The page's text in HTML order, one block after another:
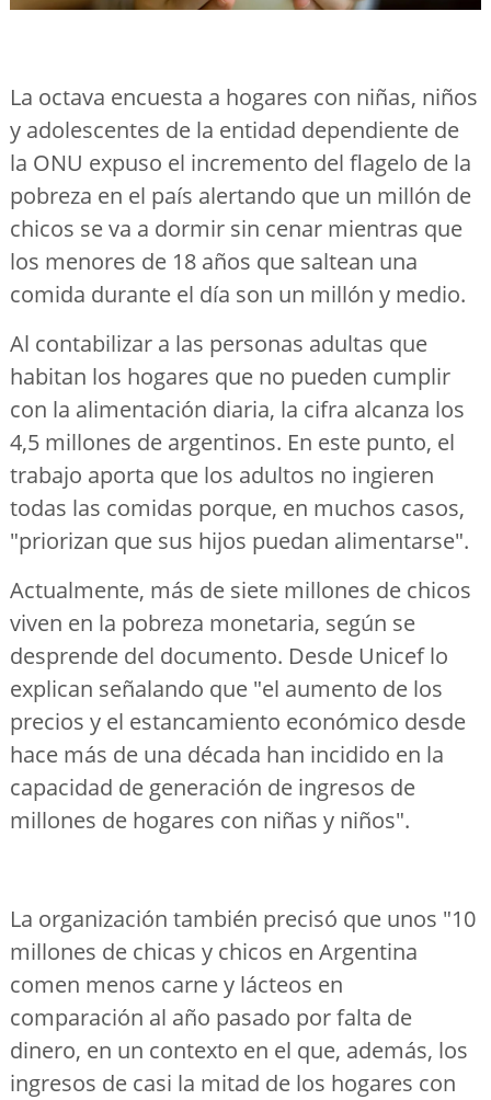
La octava encuesta a hogares con niñas, niños
y adolescentes de la entidad dependiente de
la ONU expuso el incremento del flagelo de la
pobreza en el país alertando que un millón de
chicos se va a dormir sin cenar mientras que
los menores de 18 años que saltean una
comida durante el día son un millón y medio.
Al contabilizar a las personas adultas que
habitan los hogares que no pueden cumplir
con la alimentación diaria, la cifra alcanza los
4,5 millones de argentinos. En este punto, el
trabajo aporta que los adultos no ingieren
todas las comidas porque, en muchos casos,
"priorizan que sus hijos puedan alimentarse".
Actualmente, más de siete millones de chicos
viven en la pobreza monetaria, según se
desprende del documento. Desde Unicef lo
explican señalando que "el aumento de los
precios y el estancamiento económico desde
hace más de una década han incidido en la
capacidad de generación de ingresos de
millones de hogares con niñas y niños".
La organización también precisó que unos "10
millones de chicas y chicos en Argentina
comen menos carne y lácteos en
comparación al año pasado por falta de
dinero, en un contexto en el que, además, los
ingresos de casi la mitad de los hogares con